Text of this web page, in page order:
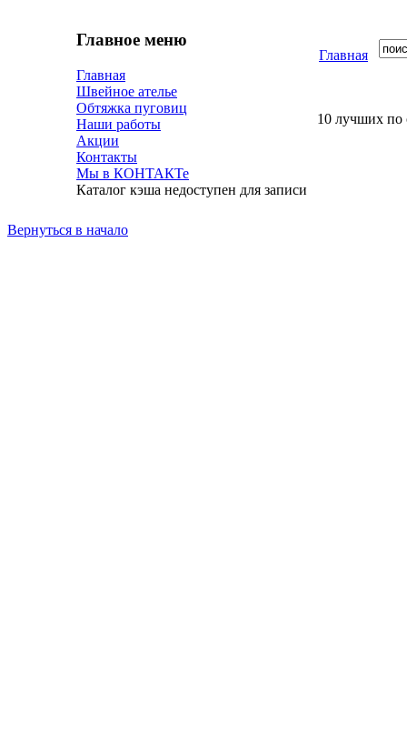
Главное меню
Главная
Швейное ателье
Обтяжка пуговиц
Наши работы
Акции
Контакты
Мы в КОНТАКТе
Каталог кэша недоступен для записи
Главная
10 лучших по
Вернуться в начало